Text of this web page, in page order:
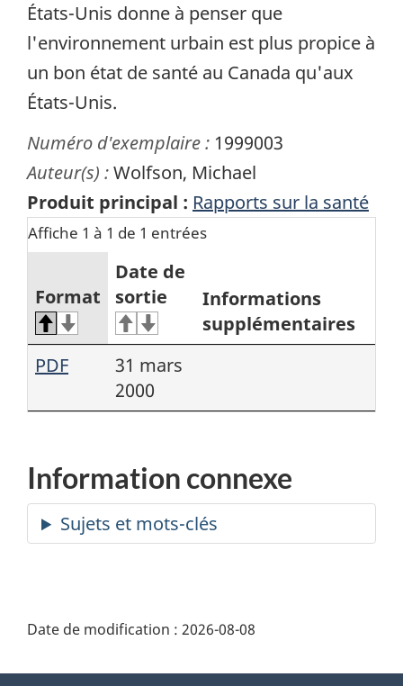
États-Unis donne à penser que
l'environnement urbain est plus propice à
un bon état de santé au Canada qu'aux
États-Unis.
Numéro d'exemplaire : 1999003
Auteur(s) :Wolfson, Michael
Produit principal : Rapports sur la santé
Affiche 1 à 1 de 1 entrées
Format
Date de
sortie
Informations
supplémentaires
PDF
31 mars
2000
Information connexe
Date de modification : 2026-08-08